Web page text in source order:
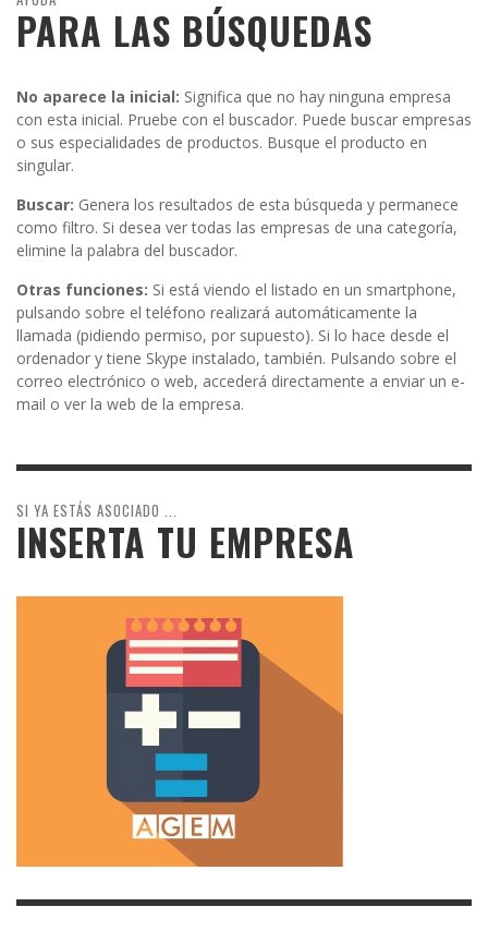
PARA LAS BÚSQUEDAS
No aparece la inicial: Significa que no hay ninguna empresa
con esta inicial. Pruebe con el buscador. Puede buscar empresas
o sus especialidades de productos. Busque el producto en
singular.
Buscar: Genera los resultados de esta búsqueda y permanece
como filtro. Si desea ver todas las empresas de una categoría,
elimine la palabra del buscador.
Otras funciones: Si está viendo el listado en un smartphone,
pulsando sobre el teléfono realizará automáticamente la
llamada (pidiendo permiso, por supuesto). Si lo hace desde el
ordenador y tiene Skype instalado, también. Pulsando sobre el
correo electrónico o web, accederá directamente a enviar un e-
mail o ver la web de la empresa.
SI YA ESTÁS ASOCIADO ...
INSERTA TU EMPRESA